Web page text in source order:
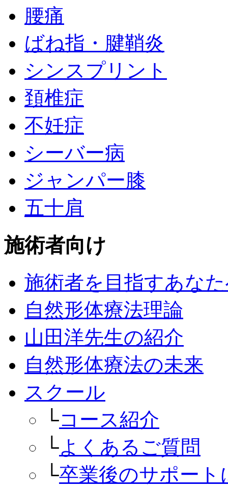
腰痛
ばね指・腱鞘炎
シンスプリント
頚椎症
不妊症
シーバー病
ジャンパー膝
五十肩
施術者向け
施術者を目指すあな
自然形体療法理論
山田洋先生の紹介
自然形体療法の未来
スクール
└コース紹介
└よくあるご質問
└卒業後のサポート